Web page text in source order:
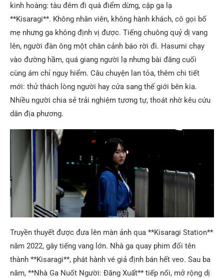
kinh hoàng: tàu đêm đi quá điểm dừng, cập ga lạ
**Kisaragi**. Không nhân viên, không hành khách, cô gọi bố
mẹ nhưng ga không định vị được. Tiếng chuông quỷ dị vang
lên, người đàn ông một chân cảnh báo rời đi. Hasumi chạy
vào đường hầm, quá giang người lạ nhưng bài đăng cuối
cùng ám chỉ nguy hiểm. Câu chuyện lan tỏa, thêm chi tiết
mới: thử thách lòng người hay cửa sang thế giới bên kia.
Nhiều người chia sẻ trải nghiệm tương tự, thoát nhờ kêu cứu
dân địa phương.
Truyền thuyết được đưa lên màn ảnh qua **Kisaragi Station**
năm 2022, gây tiếng vang lớn. Nhà ga quay phim đổi tên
thành **Kisaragi**, phát hành vé giả định bán hết veo. Sau ba
năm, **Nhà Ga Nuốt Người: Đăng Xuất** tiếp nối, mở rộng dị